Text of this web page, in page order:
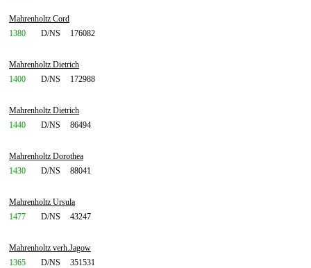
Mahrenholtz Cord
1380
D/NS 176082
Mahrenholtz Dietrich
1400
D/NS 172988
Mahrenholtz Dietrich
1440
D/NS 86494
Mahrenholtz Dorothea
1430
D/NS 88041
Mahrenholtz Ursula
1477
D/NS 43247
Mahrenholtz verh.Jagow
1365
D/NS 351531